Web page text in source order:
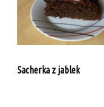
Sacherka z jablek